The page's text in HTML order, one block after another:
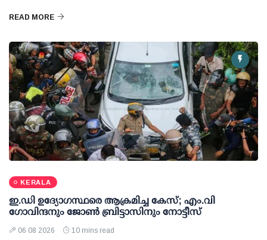
READ MORE
KERALA
ഇ.ഡി ഉദ്യോഗസ്ഥരെ ആക്രമിച്ച കേസ്; എം.വി
ഗോവിന്ദനും ജോണ്‍ ബ്രിട്ടാസിനും നോട്ടീസ്
06 08 2026 10 mins read